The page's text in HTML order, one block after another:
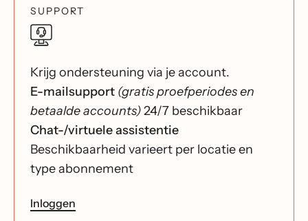
SUPPORT
Krijg ondersteuning via je account.
E-mailsupport (gratis proefperiodes en
betaalde accounts)24/7 beschikbaar
Chat-/virtuele assistentie
Beschikbaarheid varieert per locatie en
type abonnement
Inloggen